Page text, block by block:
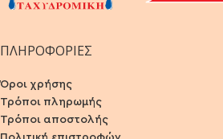
ΠΛΗΡΟΦΟΡΙΕΣ
Όροι χρήσης
Τρόποι πληρωμής
Τρόποι αποστολής